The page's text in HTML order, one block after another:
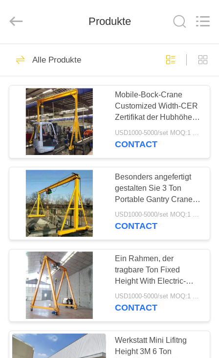
HAUS
PRODUKTE
ÜBER
UNS
FABRIK-
AUSFLUG
QUALITÄTSKONTROLLE
TRETEN
SIE
UNS
VERBINDUNG
FORDERN
Ltd..
Aufwand, Reisen
Kran
Europäischer
Laufkran
43
Laufkran der
Werkstatt
Produkte
Alle Produkte
Mobile-Bock-Crane
Customized Width-CER
Zertifikat der Hubhöhe-
8.5m
USD1000-5000/set MOQ:1 Satz
CONTACT
Besonders angefertigt
gestalten Sie 3 Ton
Portable Gantry Crane
Manual die Operations-
Spanne 2m
USD1000-5000/set MOQ:1 Satz
CONTACT
Ein Rahmen, der
tragbare Ton Fixed
Height With Electric-
Hebemaschine des
Portalkran-3,5 anhebt
USD1000-5000/set MOQ:1 Satz
CONTACT
Werkstatt Mini Lifitng
Height 3M 6 Ton